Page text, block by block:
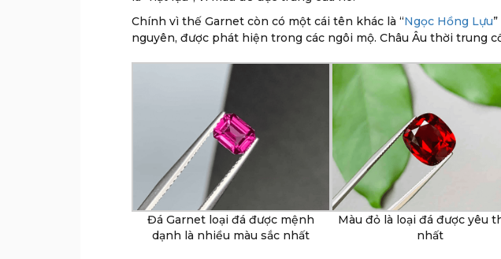
Chính vì thế Garnet còn có một cái tên khác là “Ngọc Hồng Lựu
nguyên, được phát hiện trong các ngôi mộ. Châu Âu thời trung
Đá Garnet loại đá được mệnh
dạnh là nhiều màu sắc nhất
Màu đỏ là loại đá được yêu
nhất